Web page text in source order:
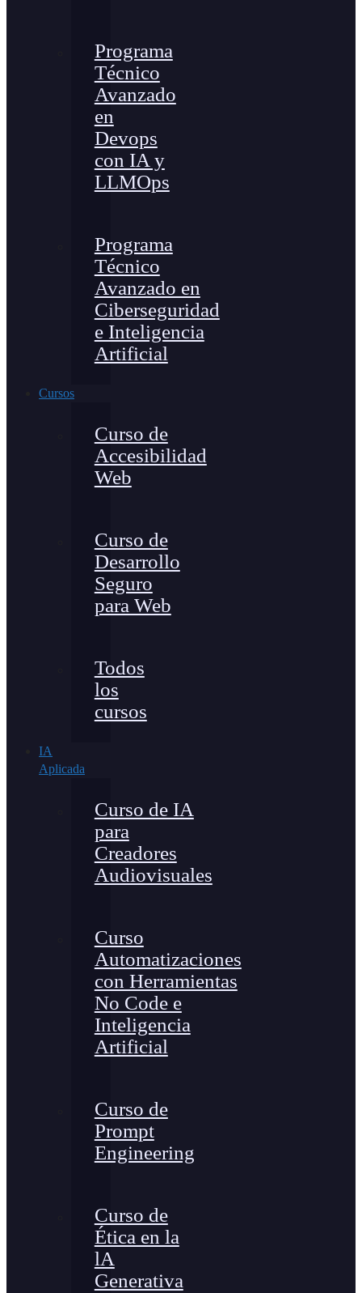
Programa
Técnico
Avanzado
en
Devops
con IA y
LLMOps
Programa
Técnico
Avanzado en
Ciberseguridad
e Inteligencia
Artificial
Cursos
Curso de
Accesibilidad
Web
Curso de
Desarrollo
Seguro
para Web
Todos
los
cursos
IA
Aplicada
Curso de IA
para
Creadores
Audiovisuales
Curso
Automatizaciones
con Herramientas
No Code e
Inteligencia
Artificial
Curso de
Prompt
Engineering
Curso de
Ética en la
lA
Generativa